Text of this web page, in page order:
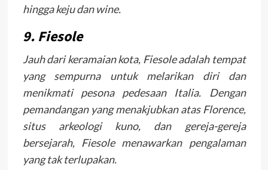
hingga keju dan wine.
9. Fiesole
Jauh dari keramaian kota, Fiesole adalah tempat
yang sempurna untuk melarikan diri dan
menikmati pesona pedesaan Italia. Dengan
pemandangan yang menakjubkan atas Florence,
situs arkeologi kuno, dan gereja-gereja
bersejarah, Fiesole menawarkan pengalaman
yang tak terlupakan.